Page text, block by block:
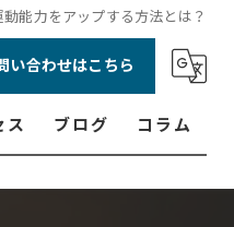
能力をアップする方法とは？
い合わせはこちら
ス ブログ コラム